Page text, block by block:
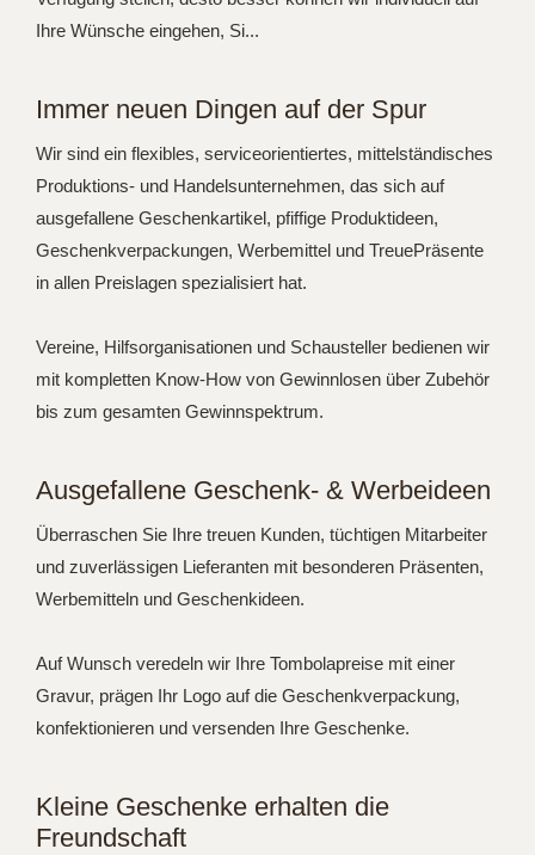
Ihre Wünsche eingehen, Si...
Immer neuen Dingen auf der Spur
Wir sind ein flexibles, serviceorientiertes, mittelständisches
Produktions- und Handelsunternehmen, das sich auf
ausgefallene Geschenkartikel, pfiffige Produktideen,
Geschenkverpackungen, Werbemittel und TreuePräsente
in allen Preislagen spezialisiert hat.
Vereine, Hilfsorganisationen und Schausteller bedienen wir
mit kompletten Know-How von Gewinnlosen über Zubehör
bis zum gesamten Gewinnspektrum.
Ausgefallene Geschenk- & Werbeideen
Überraschen Sie Ihre treuen Kunden, tüchtigen Mitarbeiter
und zuverlässigen Lieferanten mit besonderen Präsenten,
Werbemitteln und Geschenkideen.
Auf Wunsch veredeln wir Ihre Tombolapreise mit einer
Gravur, prägen Ihr Logo auf die Geschenkverpackung,
konfektionieren und versenden Ihre Geschenke.
Kleine Geschenke erhalten die
Freundschaft